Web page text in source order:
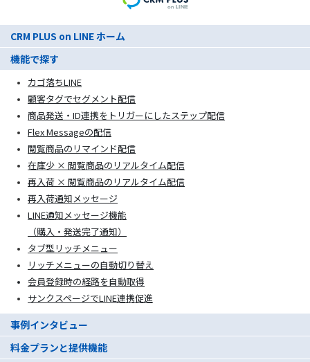
CRM PLUS on LINE ホーム
機能で探す
カゴ落ちLINE
顧客タグでセグメント配信
商品発送・ID連携をトリガーにしたステップ配信
Flex Messageの配信
閲覧商品のリマインド配信
在庫少 × 閲覧商品のリアルタイム配信
再入荷 × 閲覧商品のリアルタイム配信
再入荷通知メッセージ
LINE通知メッセージ機能
（購入・発送完了通知）
タブ型リッチメニュー
リッチメニューの自動切り替え
会員登録時の経路を自動取得
サンクスページでLINE連携促進
事例インタビュー
料金プランと提供機能